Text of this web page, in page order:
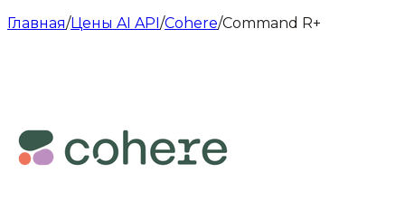
Главная/Цены AI API/Cohere/Command R+